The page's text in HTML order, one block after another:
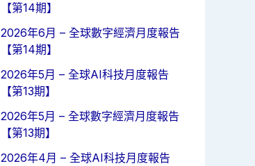
【第14期】
2026年6月 – 全球數字經濟月度報告
【第14期】
2026年5月 – 全球AI科技月度報告
【第13期】
2026年5月 – 全球數字經濟月度報告
【第13期】
2026年4月 – 全球AI科技月度報告